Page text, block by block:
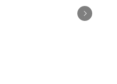
Copa do Mundo, exposições
e passeios imperdíveis